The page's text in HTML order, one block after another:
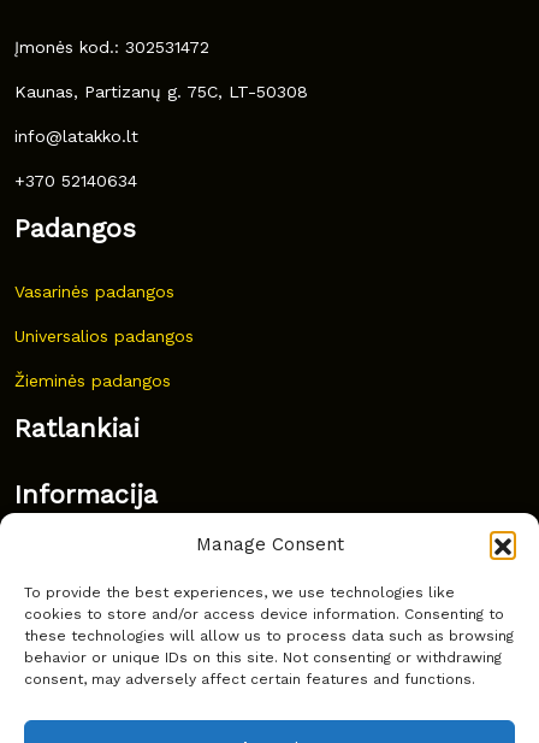
Manage Consent
To provide the best experiences, we use technologies like
cookies to store and/or access device information. Consenting to
these technologies will allow us to process data such as browsing
behavior or unique IDs on this site. Not consenting or withdrawing
consent, may adversely affect certain features and functions.
Įmonės kod.: 302531472
Kaunas, Partizanų g. 75C, LT-50308
info@latakko.lt
+370 52140634
Padangos
Vasarinės padangos
Universalios padangos
Žieminės padangos
Ratlankiai
Informacija
Dažnai užduodami klausimai
Kur nusipirkti?
Privatumas